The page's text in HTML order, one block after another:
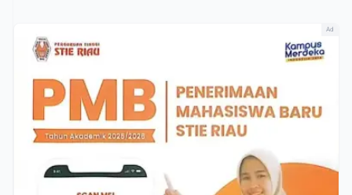
Ad